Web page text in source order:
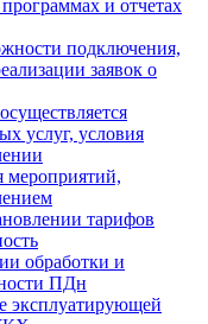
и отчетах
подключения,
заявок о
услуг, условия
мероприятий,
тарифов
обработки и
ПДн
эксплуатирующей